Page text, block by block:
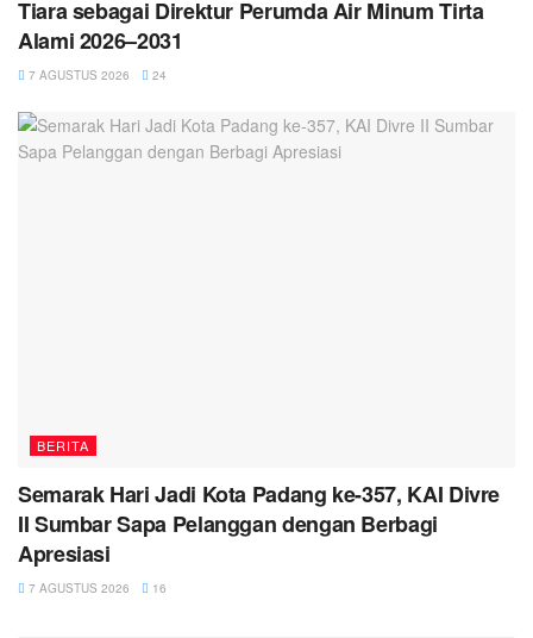
Tiara sebagai Direktur Perumda Air Minum Tirta
Alami 2026–2031
7 AGUSTUS 2026 24
BERITA
Semarak Hari Jadi Kota Padang ke-357, KAI Divre
II Sumbar Sapa Pelanggan dengan Berbagi
Apresiasi
7 AGUSTUS 2026 16